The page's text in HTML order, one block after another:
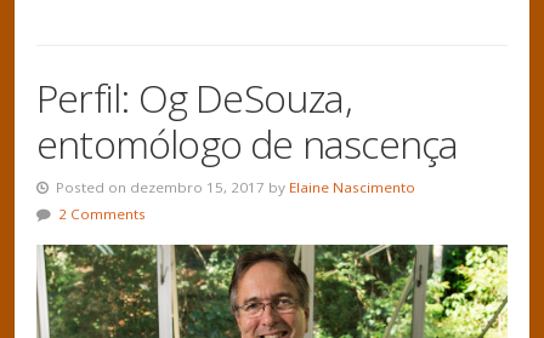
Perfil: Og DeSouza,
entomólogo de nascença
Posted on dezembro 15, 2017 by Elaine Nascimento
2 Comments